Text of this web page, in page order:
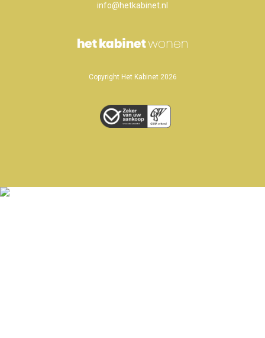
info@hetkabinet.nl
Copyright Het Kabinet 2026